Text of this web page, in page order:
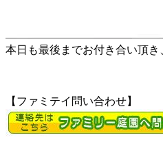
本日も最後までお付き合い頂
【ファミテイ問い合わせ】